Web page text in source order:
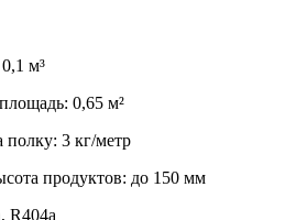
м³
0,65 м²
полку: 3 кг/метр
продуктов: до 150 мм
R404a